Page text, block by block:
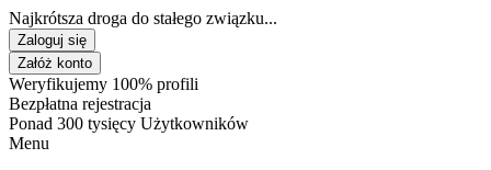
Najkrótsza droga do stałego związku...
Zaloguj się
Załóż konto
Weryfikujemy 100% profili
Bezpłatna rejestracja
Ponad 300 tysięcy Użytkowników
Menu